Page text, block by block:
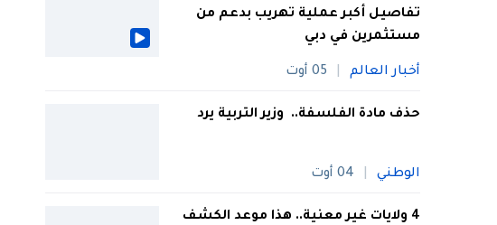
تفاصيل أكبر عملية تهريب بدعم من
مستثمرين في دبي
أخبار العالم 05 أوت
حذف مادة الفلسفة.. وزير التربية يرد
الوطني 04 أوت
4 ولايات غير معنية.. هذا موعد الكشف